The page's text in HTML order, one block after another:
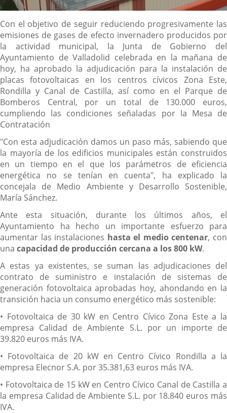
Descripción
Con el objetivo de seguir reduciendo progresivamente las
emisiones de gases de efecto invernadero producidos por
la actividad municipal, la Junta de Gobierno del
Ayuntamiento de Valladolid celebrada en la mañana de
hoy, ha aprobado la adjudicación para la instalación de
placas fotovoltaicas en los centros cívicos Zona Este,
Rondilla y Canal de Castilla, así como en el Parque de
Bomberos Central, por un total de 130.000 euros,
cumpliendo las condiciones señaladas por la Mesa de
Contratación
"Con esta adjudicación damos un paso más, sabiendo que
la mayoría de los edificios municipales están construidos
en un tiempo en el que los parámetros de eficiencia
energética no se tenían en cuenta", ha explicado la
concejala de Medio Ambiente y Desarrollo Sostenible,
María Sánchez.
Ante esta situación, durante los últimos años, el
Ayuntamiento ha hecho un importante esfuerzo para
aumentar las instalaciones hasta el medio centenar, con
una capacidad de producción cercana a los 800 kW.
A estas ya existentes, se suman las adjudicaciones del
contrato de suministro e instalación de sistemas de
generación fotovoltaica aprobadas hoy, ahondando en la
transición hacia un consumo energético más sostenible:
• Fotovoltaica de 30 kW en Centro Cívico Zona Este a la
empresa Calidad de Ambiente S.L. por un importe de
39.820 euros más IVA.
• Fotovoltaica de 20 kW en Centro Cívico Rondilla a la
empresa Elecnor S.A. por 35.381,63 euros más IVA.
• Fotovoltaica de 15 kW en Centro Cívico Canal de Castilla a
la empresa Calidad de Ambiente S.L. por 18.840 euros más
IVA.